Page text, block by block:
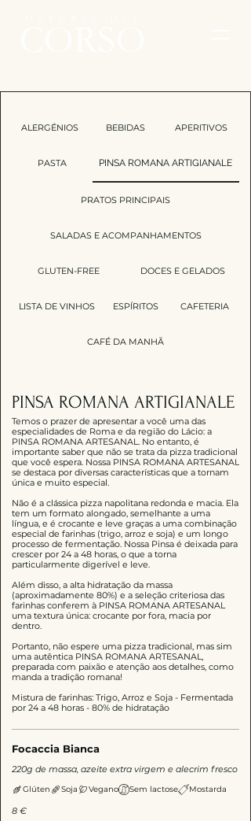
ALERGÉNIOS BEBIDAS APERITIVOS
PASTA PINSA ROMANA ARTIGIANALE
PRATOS PRINCIPAIS
SALADAS E ACOMPANHAMENTOS
GLUTEN-FREE DOCES E GELADOS
LISTA DE VINHOS ESPÍRITOS CAFETERIA
CAFÉ DA MANHÃ
PINSA ROMANA ARTIGIANALE
Temos o prazer de apresentar a você uma das
especialidades de Roma e da região do Lácio: a
PINSA ROMANA ARTESANAL. No entanto, é
importante saber que não se trata da pizza tradicional
que você espera. Nossa PINSA ROMANA ARTESANAL
se destaca por diversas características que a tornam
única e muito especial.
Não é a clássica pizza napolitana redonda e macia. Ela
tem um formato alongado, semelhante a uma
língua, e é crocante e leve graças a uma combinação
especial de farinhas (trigo, arroz e soja) e um longo
processo de fermentação. Nossa Pinsa é deixada para
crescer por 24 a 48 horas, o que a torna
particularmente digerível e leve.
Além disso, a alta hidratação da massa
(aproximadamente 80%) e a seleção criteriosa das
farinhas conferem à PINSA ROMANA ARTESANAL
uma textura única: crocante por fora, macia por
dentro.
Portanto, não espere uma pizza tradicional, mas sim
uma autêntica PINSA ROMANA ARTESANAL,
preparada com paixão e atenção aos detalhes, como
manda a tradição romana!
Mistura de farinhas: Trigo, Arroz e Soja - Fermentada
por 24 a 48 horas - 80% de hidratação
Focaccia Bianca
220g de massa, azeite extra virgem e alecrim fresco
8 €
Glúten Soja Vegano Sem lactose Mostarda